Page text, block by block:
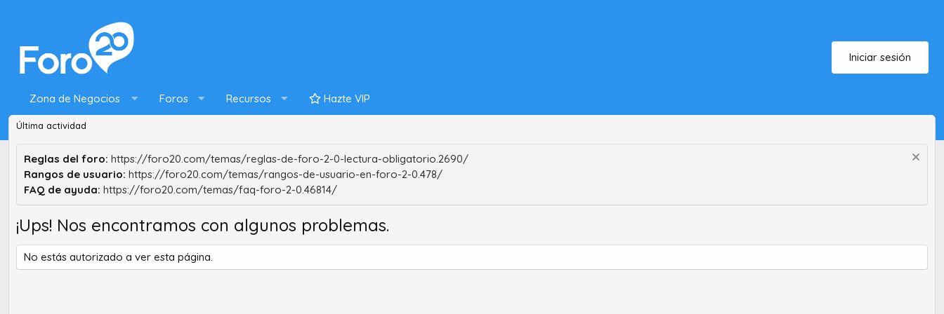
Iniciar sesión
Zona de Negocios Foros Recursos Hazte VIP
Última actividad
Reglas del foro: https://foro20.com/temas/reglas-de-foro-2-0-lectura-obligatorio.2690/
Rangos de usuario: https://foro20.com/temas/rangos-de-usuario-en-foro-2-0.478/
FAQ de ayuda: https://foro20.com/temas/faq-foro-2-0.46814/
¡Ups! Nos encontramos con algunos problemas.
No estás autorizado a ver esta página.